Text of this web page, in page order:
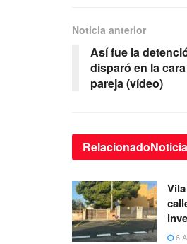
Noticia anterior
Así fue la
disparó en la
pareja (vídeo)
Relacionado
6